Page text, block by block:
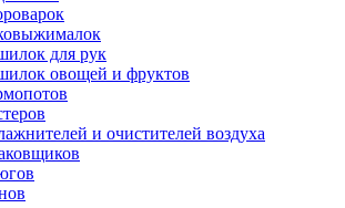
для рук
овощей и фруктов
и очистителей воздуха